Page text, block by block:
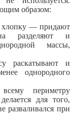
образом:
хлопку — придают
разделяют и
массы,
раскатывают и
однородного
периметру
для того,
разваливался при